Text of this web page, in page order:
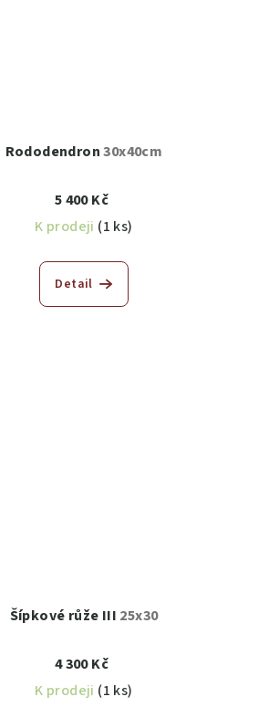
Rododendron30x40cm
5 400 Kč
K prodeji (1 ks)
Detail
Šípkové růže III 25x30
4 300 Kč
K prodeji (1 ks)